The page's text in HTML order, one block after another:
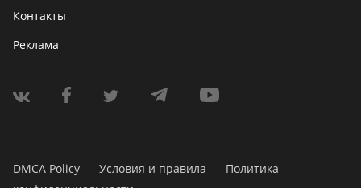
Контакты
Реклама
DMCA Policy Условия и правила
Политика